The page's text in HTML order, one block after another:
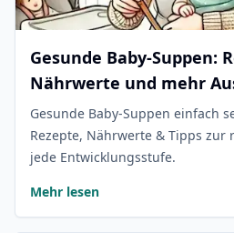
Gesunde Baby-Suppen:
Nährwerte und mehr
Gesunde Baby-Suppen einfach
Rezepte, Nährwerte & Tipps
jede Entwicklungsstufe.
Mehr lesen